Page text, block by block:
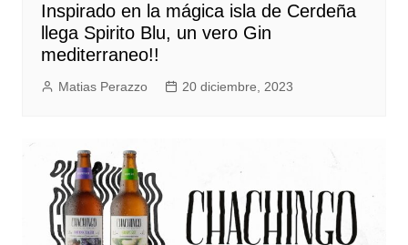
Inspirado en la mágica isla de Cerdeña
llega Spirito Blu, un vero Gin
mediterraneo!!
Matias Perazzo 20 diciembre, 2023